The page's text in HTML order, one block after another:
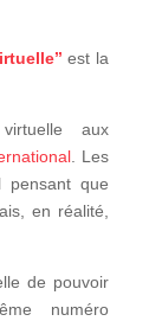
est la
aux
. Les
pensant que
en réalité,
de pouvoir
numéro